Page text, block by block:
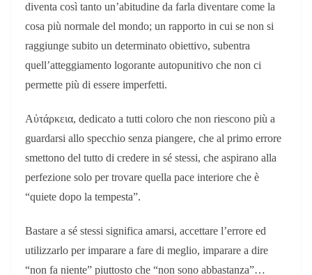
diventa così tanto un’abitudine da farla diventare come la
cosa più normale del mondo; un rapporto in cui se non si
raggiunge subito un determinato obiettivo, subentra
quell’atteggiamento logorante autopunitivo che non ci
permette più di essere imperfetti.
Αὐτάρκεια, dedicato a tutti coloro che non riescono più a
guardarsi allo specchio senza piangere, che al primo errore
smettono del tutto di credere in sé stessi, che aspirano alla
perfezione solo per trovare quella pace interiore che è
“quiete dopo la tempesta”.
Bastare a sé stessi significa amarsi, accettare l’errore ed
utilizzarlo per imparare a fare di meglio, imparare a dire
“non fa niente” piuttosto che “non sono abbastanza”…